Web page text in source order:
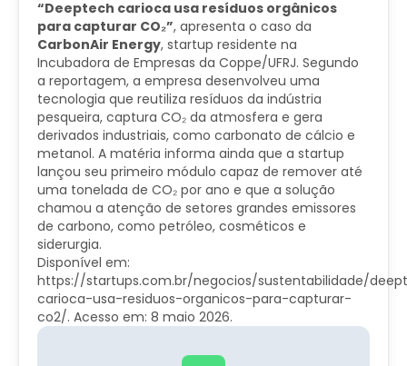
“Deeptech carioca usa resíduos orgânicos
para capturar CO₂”, apresenta o caso da
CarbonAir Energy, startup residente na
Incubadora de Empresas da Coppe/UFRJ. Segundo
a reportagem, a empresa desenvolveu uma
tecnologia que reutiliza resíduos da indústria
pesqueira, captura CO₂ da atmosfera e gera
derivados industriais, como carbonato de cálcio e
metanol. A matéria informa ainda que a startup
lançou seu primeiro módulo capaz de remover até
uma tonelada de CO₂ por ano e que a solução
chamou a atenção de setores grandes emissores
de carbono, como petróleo, cosméticos e
siderurgia.
Disponível em:
https://startups.com.br/negocios/sustentabilidade/
carioca-usa-residuos-organicos-para-capturar-
co2/. Acesso em: 8 maio 2026.